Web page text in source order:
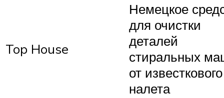
Top House
Немецкое
для очистки
деталей
стиральных
от известкового
налета